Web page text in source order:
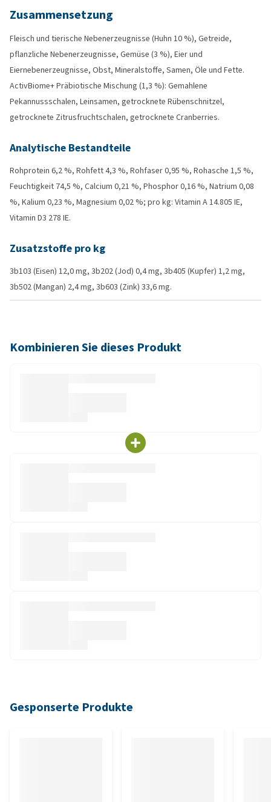
Zusammensetzung
Fleisch und tierische Nebenerzeugnisse (Huhn 10 %), Getreide,
pflanzliche Nebenerzeugnisse, Gemüse (3 %), Eier und
Eiernebenerzeugnisse, Obst, Mineralstoffe, Samen, Öle und Fette.
ActivBiome+ Präbiotische Mischung (1,3 %): Gemahlene
Pekannussschalen, Leinsamen, getrocknete Rübenschnitzel,
getrocknete Zitrusfruchtschalen, getrocknete Cranberries.
Analytische Bestandteile
Rohprotein 6,2 %, Rohfett 4,3 %, Rohfaser 0,95 %, Rohasche 1,5 %,
Feuchtigkeit 74,5 %, Calcium 0,21 %, Phosphor 0,16 %, Natrium 0,08
%, Kalium 0,23 %, Magnesium 0,02 %; pro kg: Vitamin A 14.805 IE,
Vitamin D3 278 IE.
Zusatzstoffe pro kg
3b103 (Eisen) 12,0 mg, 3b202 (Jod) 0,4 mg, 3b405 (Kupfer) 1,2 mg,
3b502 (Mangan) 2,4 mg, 3b603 (Zink) 33,6 mg.
Kombinieren Sie dieses Produkt
Gesponserte Produkte